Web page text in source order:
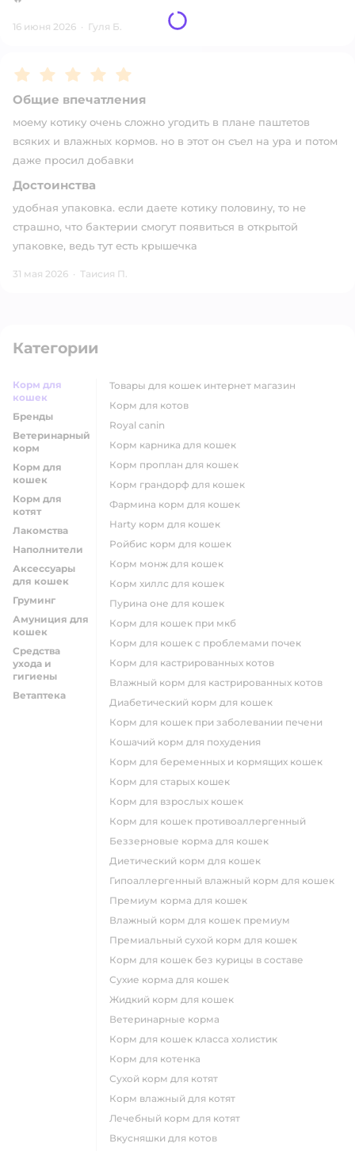
16 июня 2026 · Гуля Б.
Рейтинг:5
Общие впечатления
моему котику очень сложно угодить в плане паштетов
всяких и влажных кормов. но в этот он съел на ура и потом
даже просил добавки
Достоинства
удобная упаковка. если даете котику половину, то не
страшно, что бактерии смогут появиться в открытой
упаковке, ведь тут есть крышечка
31 мая 2026 · Таисия П.
Категории
Корм для
кошек
Бренды
Ветеринарный
корм
Корм для
кошек
Корм для
котят
Лакомства
Наполнители
Аксессуары
для кошек
Груминг
Амуниция для
кошек
Средства
ухода и
гигиены
Ветаптека
товары для кошек интернет магазин
корм для котов
royal canin
корм карника для кошек
корм проплан для кошек
корм грандорф для кошек
фармина корм для кошек
harty корм для кошек
ройбис корм для кошек
корм монж для кошек
корм хиллс для кошек
пурина оне для кошек
корм для кошек при мкб
корм для кошек с проблемами почек
Корм для кастрированных котов
влажный корм для кастрированных котов
диабетический корм для кошек
корм для кошек при заболевании печени
кошачий корм для похудения
корм для беременных и кормящих кошек
корм для старых кошек
корм для взрослых кошек
корм для кошек противоаллергенный
беззерновые корма для кошек
диетический корм для кошек
гипоаллергенный влажный корм для кошек
премиум корма для кошек
влажный корм для кошек премиум
премиальный сухой корм для кошек
корм для кошек без курицы в составе
сухие корма для кошек
жидкий корм для кошек
ветеринарные корма
корм для кошек класса холистик
корм для котенка
сухой корм для котят
корм влажный для котят
лечебный корм для котят
вкусняшки для котов